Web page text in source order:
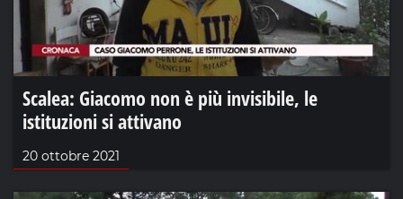
Scalea: Giacomo non è più invisibile, le
istituzioni si attivano
20 ottobre 2021